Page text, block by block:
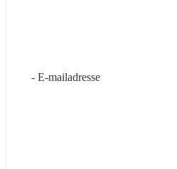
- E-mailadresse